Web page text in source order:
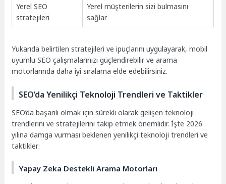
Yerel SEO
stratejileri
Yerel müşterilerin sizi bulmasını
sağlar
Yukarıda belirtilen stratejileri ve ipuçlarını uygulayarak, mobil
uyumlu SEO çalışmalarınızı güçlendirebilir ve arama
motorlarında daha iyi sıralama elde edebilirsiniz.
SEO’da Yenilikçi Teknoloji Trendleri ve Taktikler
SEO’da başarılı olmak için sürekli olarak gelişen teknoloji
trendlerini ve stratejilerini takip etmek önemlidir. İşte 2026
yılına damga vurması beklenen yenilikçi teknoloji trendleri ve
taktikler:
Yapay Zeka Destekli Arama Motorları